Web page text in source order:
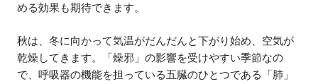
める効果も期待できます。
秋は、冬に向かって気温がだんだんと下がり始め、空気が
乾燥してきます。「燥邪」の影響を受けやすい季節なの
で、呼吸器の機能を担っている五臓のひとつである「肺」